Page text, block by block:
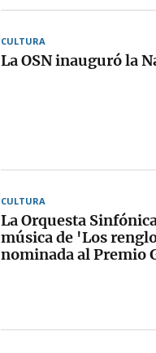
CULTURA
La OSN inauguró la
CULTURA
La Orquesta
música de 'Los
nominada al Premio